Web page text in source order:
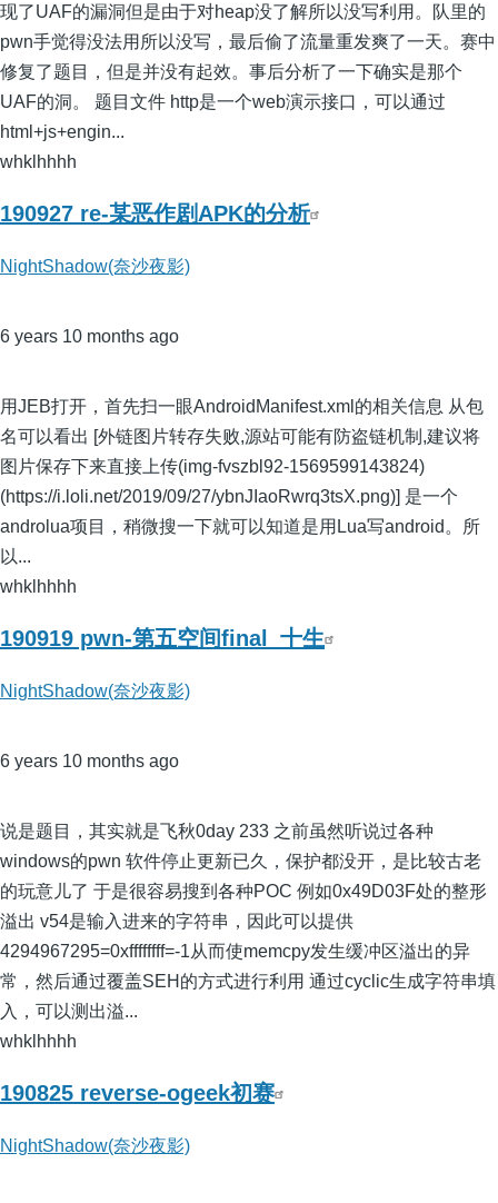
现了UAF的漏洞但是由于对heap没了解所以没写利用。队里的
pwn手觉得没法用所以没写，最后偷了流量重发爽了一天。赛中
修复了题目，但是并没有起效。事后分析了一下确实是那个
UAF的洞。 题目文件 http是一个web演示接口，可以通过
html+js+engin...
whklhhhh
190927 re-某恶作剧APK的分析
NightShadow(奈沙夜影)
6 years 10 months ago
用JEB打开，首先扫一眼AndroidManifest.xml的相关信息 从包
名可以看出 [外链图片转存失败,源站可能有防盗链机制,建议将
图片保存下来直接上传(img-fvszbl92-1569599143824)
(https://i.loli.net/2019/09/27/ybnJIaoRwrq3tsX.png)] 是一个
androlua项目，稍微搜一下就可以知道是用Lua写android。所
以...
whklhhhh
190919 pwn-第五空间final_十生
NightShadow(奈沙夜影)
6 years 10 months ago
说是题目，其实就是飞秋0day 233 之前虽然听说过各种
windows的pwn 软件停止更新已久，保护都没开，是比较古老
的玩意儿了 于是很容易搜到各种POC 例如0x49D03F处的整形
溢出 v54是输入进来的字符串，因此可以提供
4294967295=0xffffffff=-1从而使memcpy发生缓冲区溢出的异
常，然后通过覆盖SEH的方式进行利用 通过cyclic生成字符串填
入，可以测出溢...
whklhhhh
190825 reverse-ogeek初赛
NightShadow(奈沙夜影)